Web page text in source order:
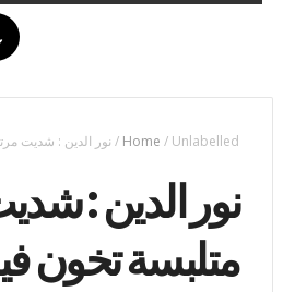
Home / Unlabelled
/ نور الدين : شديت
نور الدين :
متلبسة تخون